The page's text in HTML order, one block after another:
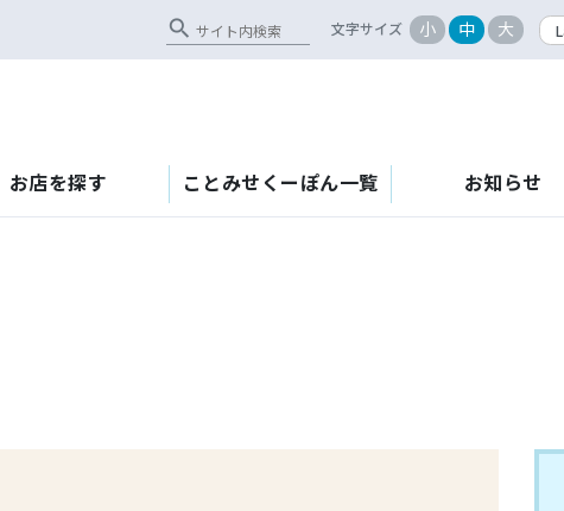
search 文字サイズ 小 中 大
お店を探す ことみせくーぽん一覧 お知らせ